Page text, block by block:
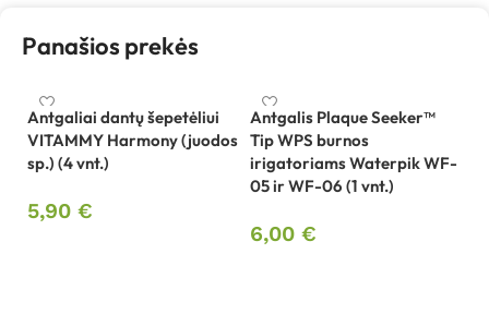
Panašios prekės
Antgaliai dantų šepetėliui
VITAMMY Harmony (juodos
sp.) (4 vnt.)
5,90 €
Antgalis Plaque Seeker™
Tip WPS burnos
irigatoriams Waterpik WF-
05 ir WF-06 (1 vnt.)
6,00 €